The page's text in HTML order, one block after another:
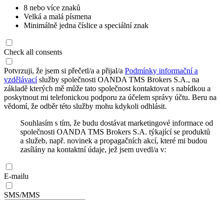
8 nebo více znaků
Velká a malá písmena
Minimálně jedna číslice a speciální znak
Check all consents
Potvrzuji, že jsem si přečetl/a a přijal/a Podmínky informační a
vzdělávacíslužby společnosti OANDA TMS Brokers S.A., na
základě kterých mě může tato společnost kontaktovat s nabídkou a
poskytnout mi telefonickou podporu za účelem správy účtu. Beru na
vědomí, že odběr této služby mohu kdykoli odhlásit.
Souhlasím s tím, že budu dostávat marketingové informace od
společnosti OANDA TMS Brokers S.A. týkající se produktů
a služeb, např. novinek a propagačních akcí, které mi budou
zasílány na kontaktní údaje, jež jsem uvedl/a v:
E-mailu
SMS/MMS